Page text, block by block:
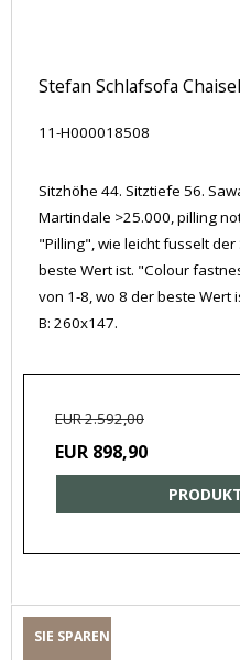
Stefan Schlafsofa
11-H000018508
Sitzhöhe 44. Sitztiefe 56.
Martindale >25.000, pilling
"Pilling", wie leicht fusselt
beste Wert ist. "Colour
von 1-8, wo 8 der beste Wert
B: 260x147.
EUR 2.592,00
EUR 898,90
SIE SPAREN